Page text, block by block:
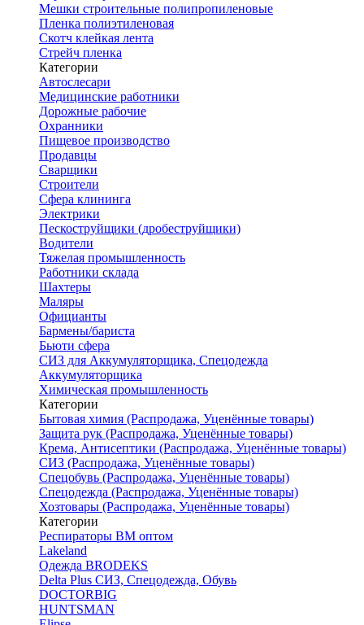
Мешки строительные полипропиленовые
Пленка полиэтиленовая
Скотч клейкая лента
Стрейч пленка
Категории
Автослесари
Медицинские работники
Дорожные рабочие
Охранники
Пищевое производство
Продавцы
Сварщики
Строители
Сфера клининга
Электрики
Пескоструйщики (дробеструйщики)
Водители
Тяжелая промышленность
Работники склада
Шахтеры
Маляры
Официанты
Бармены/бариста
Бьюти сфера
СИЗ для Аккумуляторщика, Спецодежда
Аккумуляторщика
Химическая промышленность
Категории
Бытовая химия (Распродажа, Уценённые товары)
Защита рук (Распродажа, Уценённые товары)
Крема, Антисептики (Распродажа, Уценённые товары)
СИЗ (Распродажа, Уценённые товары)
Спецобувь (Распродажа, Уценённые товары)
Спецодежда (Распродажа, Уценённые товары)
Хозтовары (Распродажа, Уценённые товары)
Категории
Респираторы ВМ оптом
Lakeland
Одежда BRODEKS
Delta Plus СИЗ, Спецодежда, Обувь
DOCTORBIG
HUNTSMAN